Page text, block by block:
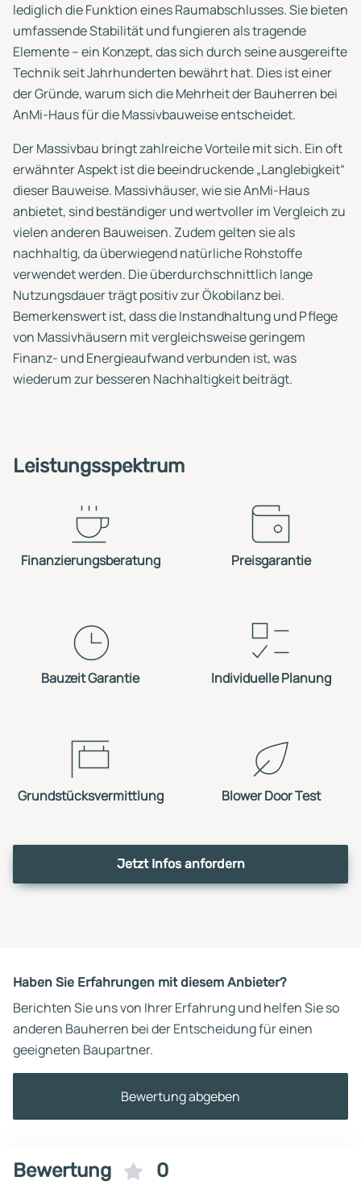
lediglich die Funktion eines Raumabschlusses. Sie bieten
umfassende Stabilität und fungieren als tragende
Elemente – ein Konzept, das sich durch seine ausgereifte
Technik seit Jahrhunderten bewährt hat. Dies ist einer
der Gründe, warum sich die Mehrheit der Bauherren bei
AnMi-Haus für die Massivbauweise entscheidet.
Der Massivbau bringt zahlreiche Vorteile mit sich. Ein oft
erwähnter Aspekt ist die beeindruckende „Langlebigkeit“
dieser Bauweise. Massivhäuser, wie sie AnMi-Haus
anbietet, sind beständiger und wertvoller im Vergleich zu
vielen anderen Bauweisen. Zudem gelten sie als
nachhaltig, da überwiegend natürliche Rohstoffe
verwendet werden. Die überdurchschnittlich lange
Nutzungsdauer trägt positiv zur Ökobilanz bei.
Bemerkenswert ist, dass die Instandhaltung und Pflege
von Massivhäusern mit vergleichsweise geringem
Finanz- und Energieaufwand verbunden ist, was
wiederum zur besseren Nachhaltigkeit beiträgt.
Leistungsspektrum
Finanzierungsberatung Preisgarantie
Bauzeit Garantie Individuelle Planung
Grundstücksvermittlung Blower Door Test
Jetzt Infos anfordern
Haben Sie Erfahrungen mit diesem Anbieter?
Berichten Sie uns von Ihrer Erfahrung und helfen Sie so
anderen Bauherren bei der Entscheidung für einen
geeigneten Baupartner.
Bewertung abgeben
Bewertung 0